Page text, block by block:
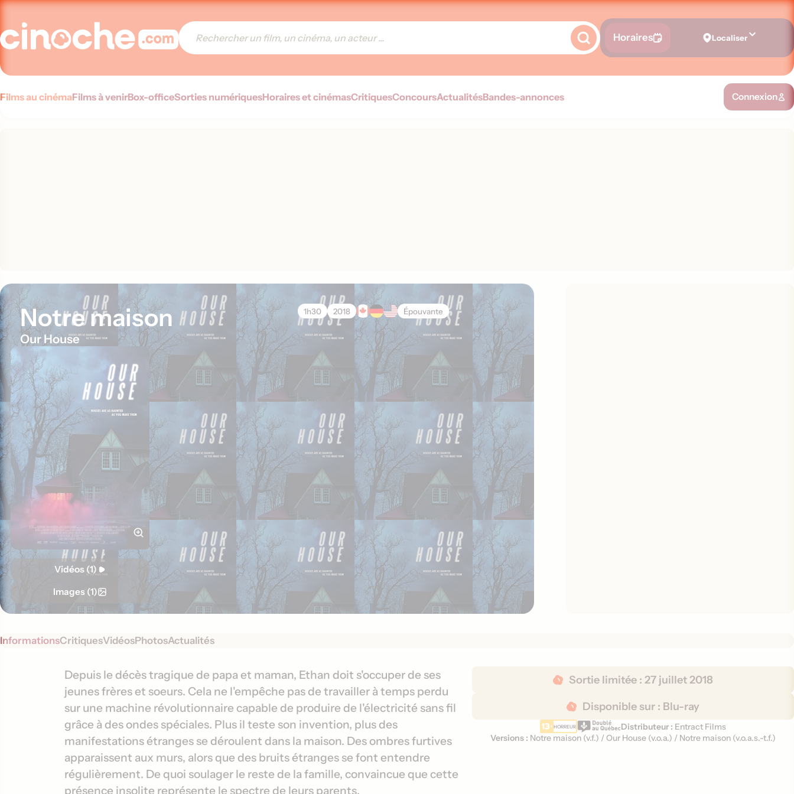
Horaires Localiser
Films au cinémaFilms à venirBox-officeSorties numériquesHoraires et cinémasCritiquesConcoursActualitésBandes-annonces Connexion
Notre maison
Our House
1h30 2018 Épouvante
Vidéos (1)
Images (1)
InformationsCritiquesVidéosPhotosActualités
S
y
n
o
p
s
i
s
Depuis le décès tragique de papa et maman, Ethan doit s'occuper de ses
jeunes frères et soeurs. Cela ne l'empêche pas de travailler à temps perdu
sur une machine révolutionnaire capable de produire de l'électricité sans fil
grâce à des ondes spéciales. Plus il teste son invention, plus des
manifestations étranges se déroulent dans la maison. Des ombres furtives
apparaissent aux murs, alors que des bruits étranges se font entendre
régulièrement. De quoi soulager le reste de la famille, convaincue que cette
présence insolite représente le spectre de leurs parents.
Sortie limitée :27 juillet 2018
Disponible sur : Blu-ray
HORREUR Distributeur : Entract Films
V
Versions : Notre maison (v.f.) /Our House (v.o.a.) / Notre maison (v.o.a.s.-t.f.)